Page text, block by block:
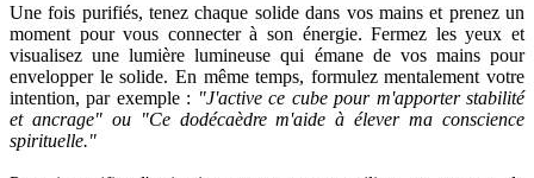
Une fois purifiés, tenez chaque solide dans vos mains et prenez un
moment pour vous connecter à son énergie. Fermez les yeux et
visualisez une lumière lumineuse qui émane de vos mains pour
envelopper le solide. En même temps, formulez mentalement votre
intention, par exemple : "J'active ce cube pour m'apporter stabilité
et ancrage" ou "Ce dodécaèdre m'aide à élever ma conscience
spirituelle."